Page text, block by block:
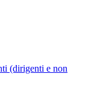
(dirigenti e non